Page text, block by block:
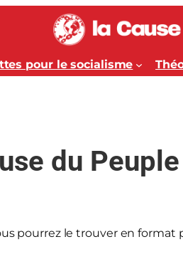
pour le socialisme
du Peuple
pourrez le trouver en